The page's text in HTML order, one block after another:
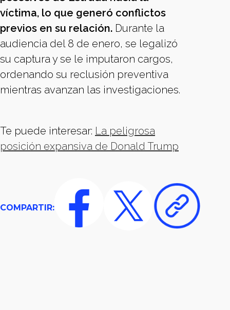
víctima, lo que generó conflictos
previos en su relación. Durante la
audiencia del 8 de enero, se legalizó
su captura y se le imputaron cargos,
ordenando su reclusión preventiva
mientras avanzan las investigaciones.
Te puede interesar: La peligrosa
posición expansiva de Donald Trump
COMPARTIR: